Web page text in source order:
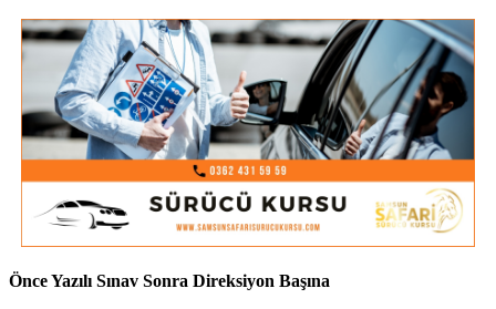
Önce Yazılı Sınav Sonra Direksiyon Başına